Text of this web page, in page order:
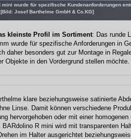
mini wurde für spezifische Kundenanforderungen
Josef Barthelme GmbH & Co.KG]
kleinste Profil im Sortiment: Das runde
wurde für spezifische Anforderungen in
daher besonders gut zur Montage in
Objekte in den Vordergrund stellen möchte.
klare beziehungsweise satinierte
Linse. Damit können verschiedene
hervorgehoben oder mit einer
BARdolino R mini wird mit transparenten
im Halter ausgerichtet